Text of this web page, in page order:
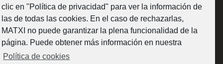
clic en "Política de privacidad" para ver la información de
las de todas las cookies. En el caso de rechazarlas,
MATXI no puede garantizar la plena funcionalidad de la
página. Puede obtener más información en nuestra
Política de cookies
Web subvencionada por la Diputación Foral de Bizkaia